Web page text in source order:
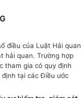
điều của Luật Hải quan
hải quan. Trường hợp
tham gia có quy định
tại các Điều ước